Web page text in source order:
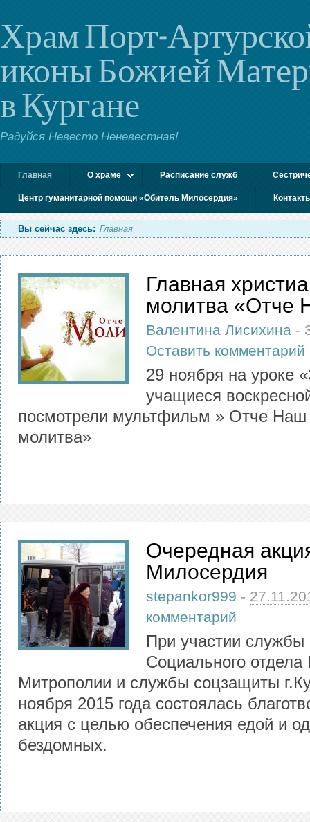
Храм Порт-
иконы Божией
в Кургане
Радуйся Невесто Неневестная!
Главная О храме Расписание служб
Центр гуманитарной помощи «Обитель Милосердия»
Вы сейчас здесь: Главная
Главная
молитва «Отче
Валентина Лисихина -
Оставить комментарий
29 ноября на уроке
учащиеся
посмотрели мультфильм » Отче Наш
молитва»
Очередная
Милосердия
stepankor999 -
комментарий
При участии
Социального отдела
Митрополии и службы соцзащиты
ноября 2015 года состоялась
акция с целью обеспечения едой и
бездомных.